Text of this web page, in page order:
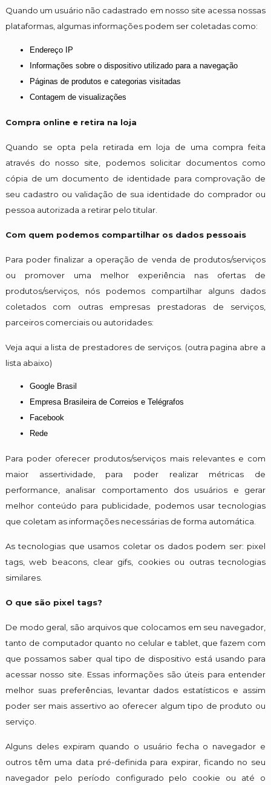
Quando um usuário não cadastrado em nosso site acessa nossas
plataformas, algumas informações podem ser coletadas como:
Endereço IP
Informações sobre o dispositivo utilizado para a navegação
Páginas de produtos e categorias visitadas
Contagem de visualizações
Compra online e retira na loja
Quando se opta pela retirada em loja de uma compra feita
através do nosso site, podemos solicitar documentos como
cópia de um documento de identidade para comprovação de
seu cadastro ou validação de sua identidade do comprador ou
pessoa autorizada a retirar pelo titular.
Com quem podemos compartilhar os dados pessoais
Para poder finalizar a operação de venda de produtos/serviços
ou promover uma melhor experiência nas ofertas de
produtos/serviços, nós podemos compartilhar alguns dados
coletados com outras empresas prestadoras de serviços,
parceiros comerciais ou autoridades:
Veja aqui a lista de prestadores de serviços. (outra pagina abre a
lista abaixo)
Google Brasil
Empresa Brasileira de Correios e Telégrafos
Facebook
Rede
Para poder oferecer produtos/serviços mais relevantes e com
maior assertividade, para poder realizar métricas de
performance, analisar comportamento dos usuários e gerar
melhor conteúdo para publicidade, podemos usar tecnologias
que coletam as informações necessárias de forma automática.
As tecnologias que usamos coletar os dados podem ser: pixel
tags, web beacons, clear gifs, cookies ou outras tecnologias
similares.
O que são pixel tags?
De modo geral, são arquivos que colocamos em seu navegador,
tanto de computador quanto no celular e tablet, que fazem com
que possamos saber qual tipo de dispositivo está usando para
acessar nosso site. Essas informações são úteis para entender
melhor suas preferências, levantar dados estatísticos e assim
poder ser mais assertivo ao oferecer algum tipo de produto ou
serviço.
Alguns deles expiram quando o usuário fecha o navegador e
outros têm uma data pré-definida para expirar, ficando no seu
navegador pelo período configurado pelo cookie ou até o